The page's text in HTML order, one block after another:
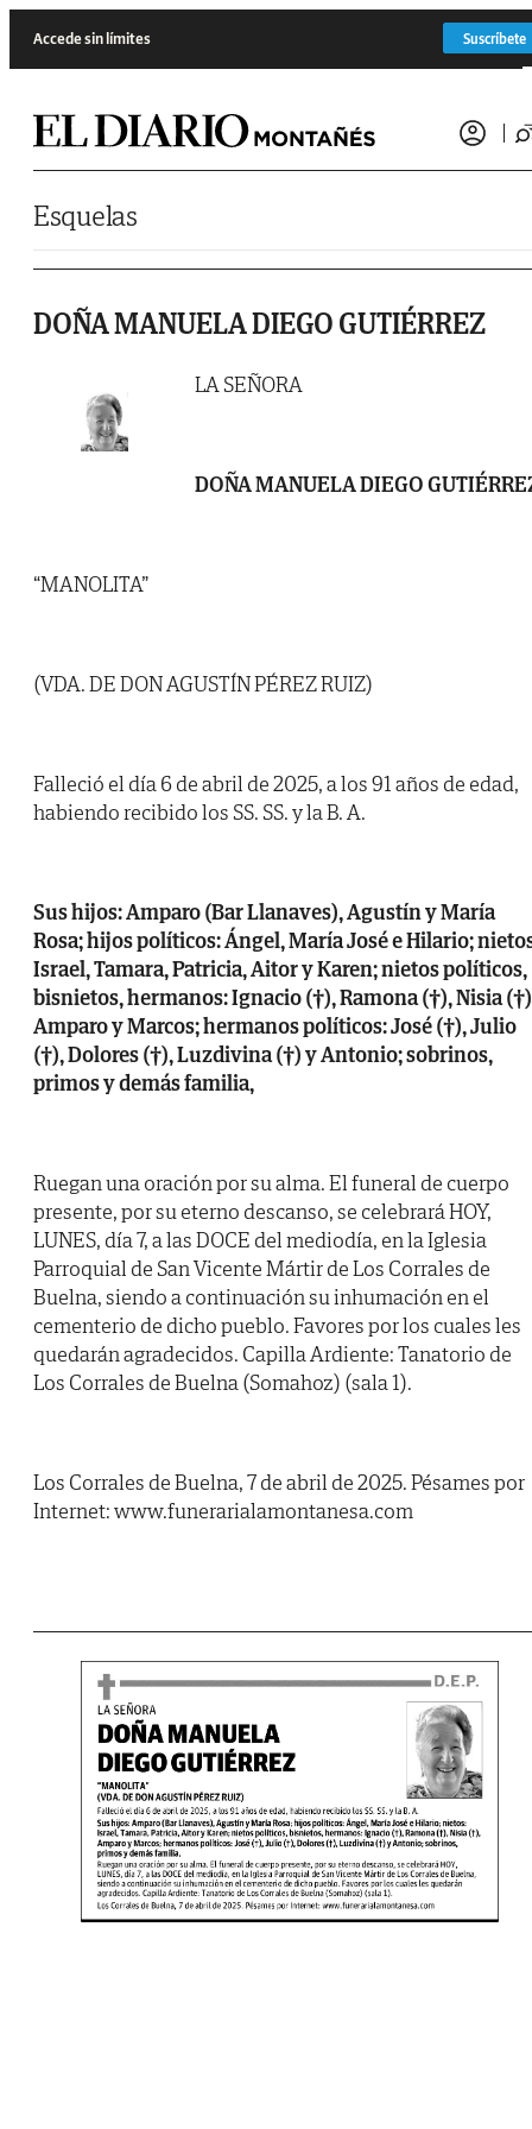
Accede sin límites Suscríbete
Esquelas
DOÑA MANUELA DIEGO GUTIÉRREZ
LA SEÑORA
DOÑA MANUELA DIEGO
“MANOLITA”
(VDA. DE DON AGUSTÍN PÉREZ RUIZ)
Falleció el día 6 de abril de 2025, a los 91 años de edad,
habiendo recibido los SS. SS. y la B. A.
Sus hijos: Amparo (Bar Llanaves), Agustín y María
Rosa; hijos políticos: Ángel, María José e Hilario;
Israel, Tamara, Patricia, Aitor y Karen; nietos políticos,
bisnietos, hermanos: Ignacio (†), Ramona (†), Nisia
Amparo y Marcos; hermanos políticos: José (†), Julio
(†), Dolores (†), Luzdivina (†) y Antonio; sobrinos,
primos y demás familia,
Ruegan una oración por su alma. El funeral de cuerpo
presente, por su eterno descanso, se celebrará HOY,
LUNES, día 7, a las DOCE del mediodía, en la Iglesia
Parroquial de San Vicente Mártir de Los Corrales de
Buelna, siendo a continuación su inhumación en el
cementerio de dicho pueblo. Favores por los cuales les
quedarán agradecidos. Capilla Ardiente: Tanatorio de
Los Corrales de Buelna (Somahoz) (sala 1).
Los Corrales de Buelna, 7 de abril de 2025. Pésames por
Internet: www.funerarialamontanesa.com